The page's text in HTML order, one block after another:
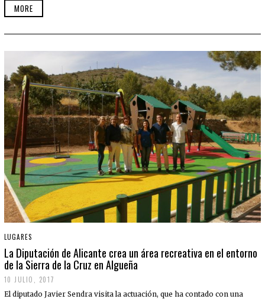
MORE
LUGARES
La Diputación de Alicante crea un área recreativa en el entorno
de la Sierra de la Cruz en Algueña
10 JULIO, 2017
El diputado Javier Sendra visita la actuación, que ha contado con una